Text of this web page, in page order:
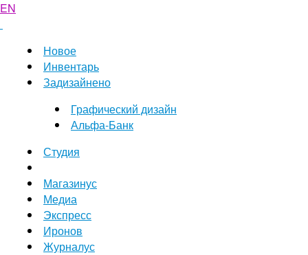
EN
Новое
Инвентарь
Задизайнено
Графический дизайн
Альфа-Банк
Студия
Магазинус
Медиа
Экспресс
Иронов
Журналус